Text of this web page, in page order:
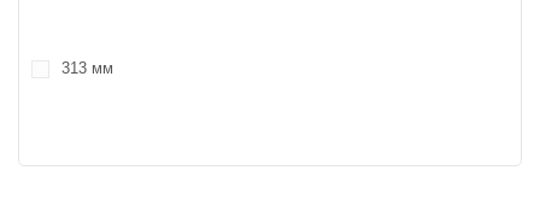
313 мм